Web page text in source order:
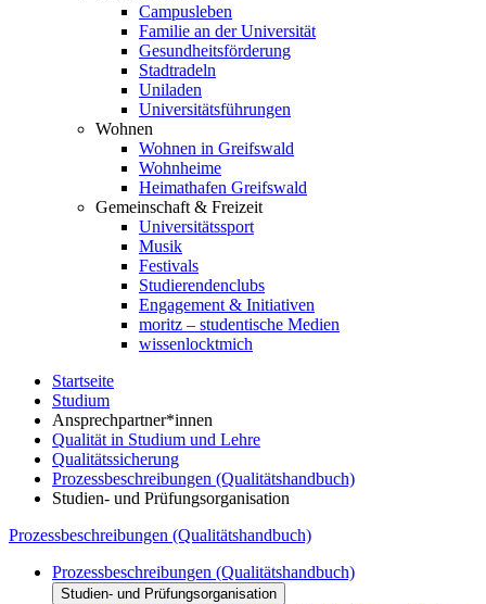
Campusleben
Familie an der Universität
Gesundheitsförderung
Stadtradeln
Uniladen
Universitätsführungen
Wohnen
Wohnen in Greifswald
Wohnheime
Heimathafen Greifswald
Gemeinschaft & Freizeit
Universitätssport
Musik
Festivals
Studierendenclubs
Engagement & Initiativen
moritz – studentische Medien
wissenlocktmich
Startseite
Studium
Ansprechpartner*innen
Qualität in Studium und Lehre
Qualitätssicherung
Prozessbeschreibungen (Qualitätshandbuch)
Studien- und Prüfungsorganisation
Prozessbeschreibungen (Qualitätshandbuch)
Prozessbeschreibungen (Qualitätshandbuch)
Studien- und Prüfungsorganisation